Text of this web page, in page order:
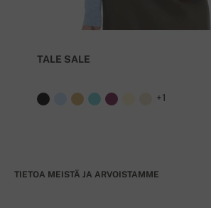
TALE SALE
+1
TIETOA MEISTÄ JA ARVOISTAMME